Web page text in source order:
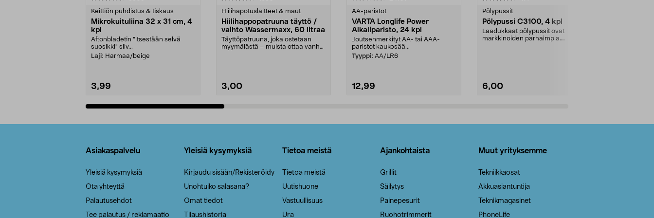
Keittiön puhdistus & tiskaus
Mikrokuituliina 32 x 31 cm, 4
kpl
Aftonbladetin "itsestään selvä
suosikki" siiv...
Laji: Harmaa/beige
3,99
Hiilihapotuslaitteet & maut
Hiilihappopatruuna täyttö /
vaihto Wassermaxx, 60 litraa
Täyttöpatruuna, joka ostetaan
myymälästä – muista ottaa vanha
3,00
AA-paristot
VARTA Longlife Power
Alkaliparisto, 24 kpl
Joutsenmerkityt AA- tai AAA-
paristot kaukosää...
Tyyppi: AA/LR6
12,99
Pölypussit
Pölypussi C3100, 4 kpl
Laadukkaat pölypussit ovat
markkinoiden parhaimpia.
6,00
Asiakaspalvelu
Yleisiä kysymyksiä
Ota yhteyttä
Palautusehdot
Tee palautus / reklamaatio
Yleisiä kysymyksiä
Kirjaudu sisään/Rekisteröidy
Unohtuiko salasana?
Omat tiedot
Tilaushistoria
Tietoa meistä
Tietoa meistä
Uutishuone
Vastuullisuus
Ura
Ajankohtaista
Grillit
Säilytys
Painepesurit
Ruohotrimmerit
Muut yrityksemme
Tekniikkaosat
Akkuasiantuntija
Teknikmagasinet
PhoneLife